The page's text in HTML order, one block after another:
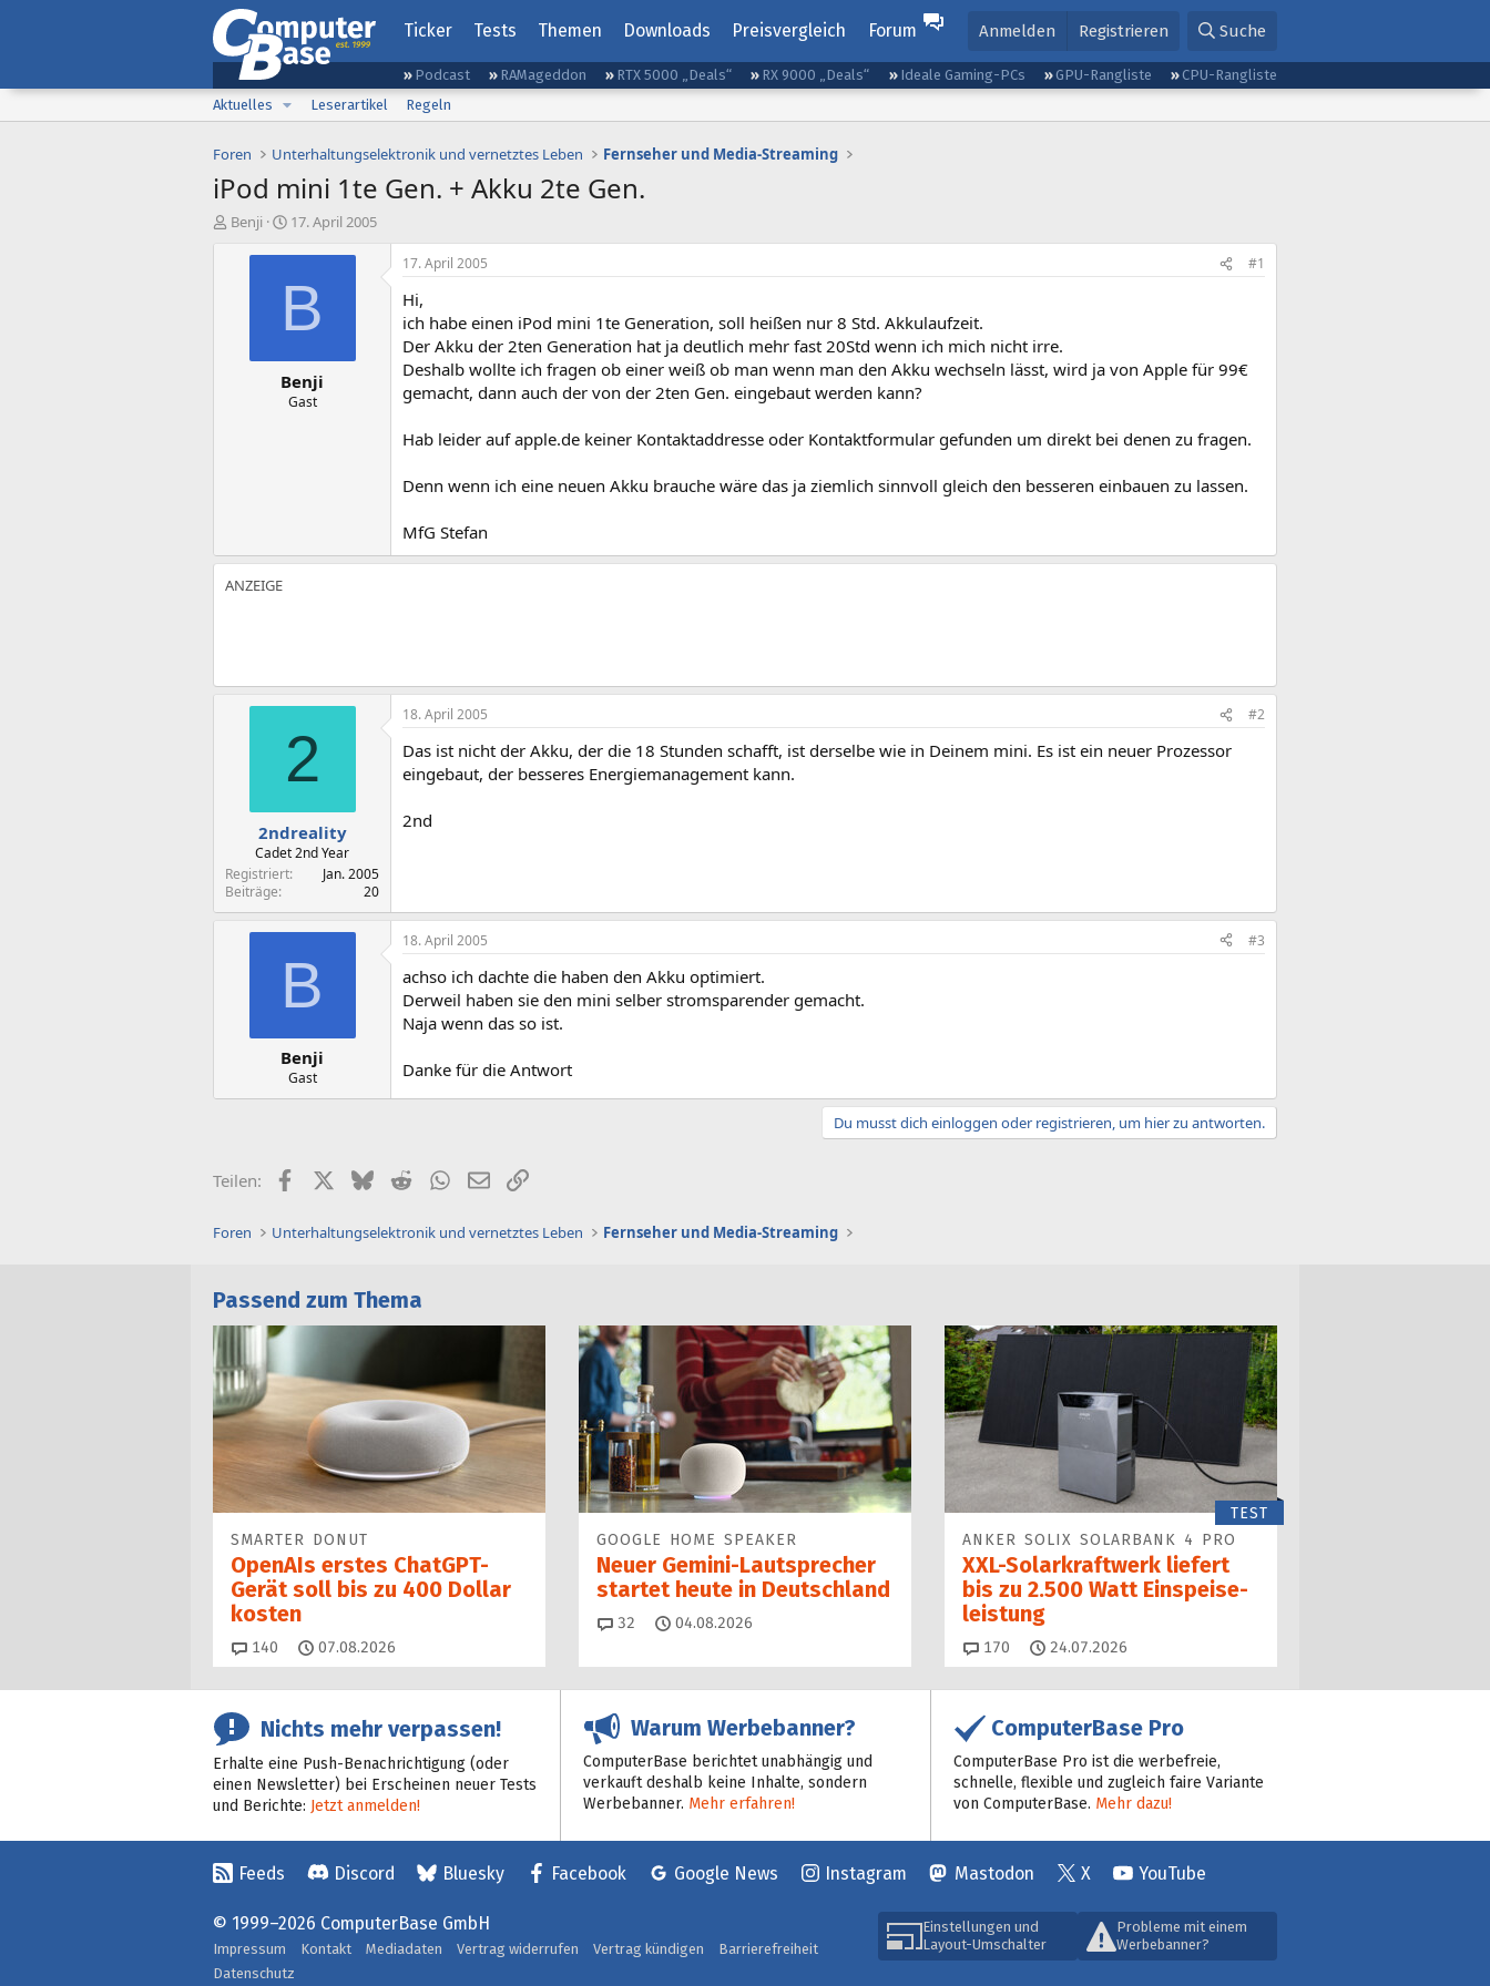
Ticker Tests Themen Downloads Preisvergleich Forum Anmelden Registrieren Suche
Podcast RAMageddon RTX 5000 „Deals“ RX 9000 „Deals“ Ideale Gaming-PCs GPU-Rangliste
CPU-Rangliste
Aktuelles
Leserartikel Regeln
Foren Unterhaltungselektronik und vernetztes Leben Fernseher und Media-Streaming
iPod mini 1te Gen. + Akku 2te Gen.
E
Benji
E
s
e
l
t
a
m
17. April 2005
B
Benji
Gast
17. April 2005 #1
Hi,
ich habe einen iPod mini 1te Generation, soll heißen nur 8 Std. Akkulaufzeit.
Der Akku der 2ten Generation hat ja deutlich mehr fast 20Std wenn ich mich nicht irre.
Deshalb wollte ich fragen ob einer weiß ob man wenn man den Akku wechseln lässt, wird ja von Apple für 99€
gemacht, dann auch der von der 2ten Gen. eingebaut werden kann?
Hab leider auf apple.de keiner Kontaktaddresse oder Kontaktformular gefunden um direkt bei denen zu fragen.
Denn wenn ich eine neuen Akku brauche wäre das ja ziemlich sinnvoll gleich den besseren einbauen zu lassen.
MfG Stefan
2
2ndreality
Cadet 2nd Year
Registriert
Jan. 2005
Beiträge
20
18. April 2005 #2
Das ist nicht der Akku, der die 18 Stunden schafft, ist derselbe wie in Deinem mini. Es ist ein neuer Prozessor
eingebaut, der besseres Energiemanagement kann.
2nd
B
Benji
Gast
18. April 2005 #3
achso ich dachte die haben den Akku optimiert.
Derweil haben sie den mini selber stromsparender gemacht.
Naja wenn das so ist.
Danke für die Antwort
Du musst dich einloggen oder registrieren, um hier zu antworten.
Teilen: FacebookX (Twitter)
BlueskyRedditWhatsApp
E-MailLink
Foren Unterhaltungselektronik und vernetztes Leben Fernseher und Media-Streaming
Passend zum Thema
SMARTER DONUT
OpenAIs erstes ChatGPT-
Gerät soll bis zu 400 Dollar
kosten
140 Kommentare
07.08.2026
GOOGLE HOME SPEAKER
Neuer Gemini-Laut­spre­cher
startet heu­te in Deutschland
32 Kommentare
04.08.2026
TEST
ANKER SOLIX SOLARBANK 4 PRO
XXL-Solarkraftwerk liefert
bis zu 2.500 Watt Einspeise­
leistung
170 Kommentare
24.07.2026
Nichts mehr verpassen!
Erhalte eine Push-Benachrichtigung (oder
einen Newsletter) bei Erscheinen neuer Tests
und Berichte: Jetzt anmelden!
Warum Werbebanner?
ComputerBase berichtet unabhängig und
verkauft deshalb keine Inhalte, sondern
Werbebanner. Mehr erfahren!
ComputerBase Pro
ComputerBase Pro ist die werbefreie,
schnelle, flexible und zugleich faire Variante
von ComputerBase. Mehr dazu!
Feeds Discord Bluesky Facebook Google News Instagram Mastodon X YouTube
Einstellungen und
Layout-Umschalter
Probleme mit einem
Werbebanner?
© 1999–2026 ComputerBase GmbH
Impressum Kontakt Mediadaten Vertrag widerrufen Vertrag kündigen
Barrierefreiheit
Datenschutz